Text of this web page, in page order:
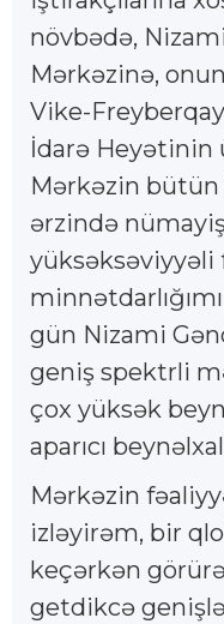
növbədə,
Mərkəzinə,
Vike-
İdarə Heyətinin
Mərkəzin
ərzində
yüksəksəviyyəli
gün Nizami
geniş spektrli
çox yüksək
aparıcı
Mərkəzin
izləyirəm, bir
keçərkən
getdikcə